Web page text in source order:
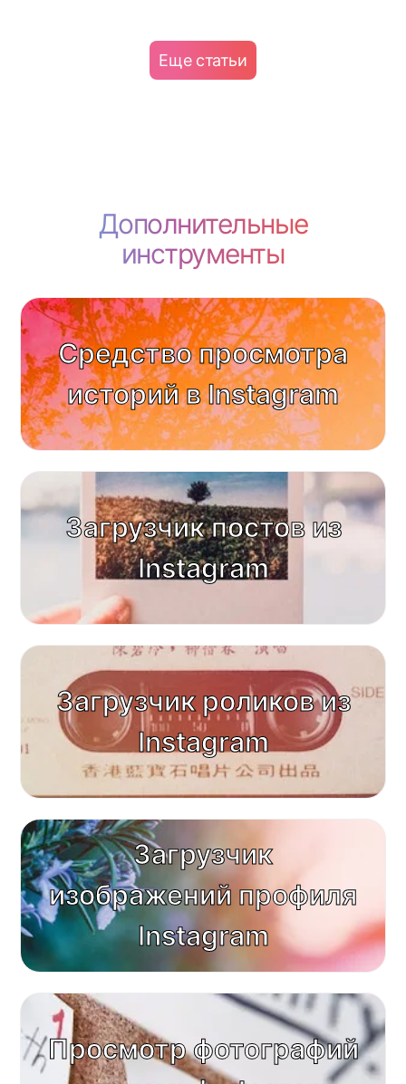
Еще статьи
Дополнительные
инструменты
Средство просмотра
историй в Instagram
Загрузчик постов из
Instagram
Загрузчик роликов из
Instagram
Загрузчик
изображений профиля
Instagram
Просмотр фотографий